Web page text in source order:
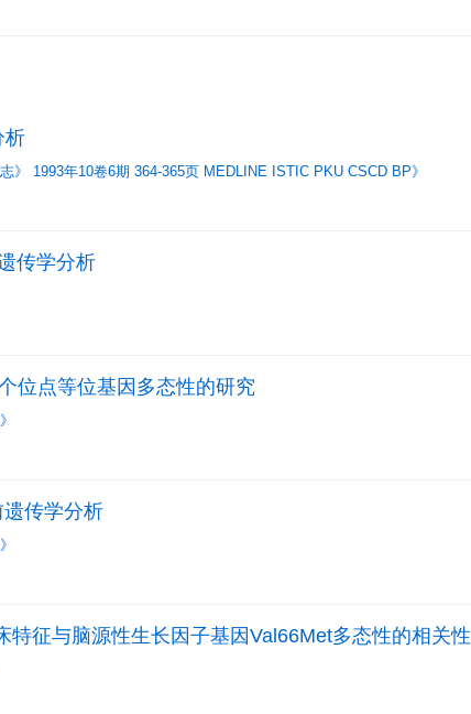
析
》 1993年10卷6期 364-365页 MEDLINE ISTIC PKU CSCD BP》
传学分析
位点等位基因多态性的研究
传学分析
征与脑源性生长因子基因Val66Met多态性的相关性